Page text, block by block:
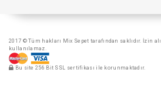
2017 © Tüm hakları Mix Sepet tarafından saklıdır. İzin
kullanılamaz.
Bu site 256 Bit SSL sertifikası ile korunmaktadır.